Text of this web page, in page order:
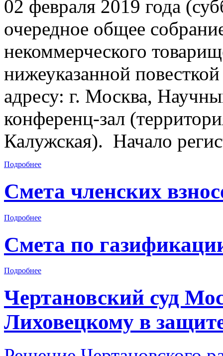
02 февраля 2019 года
очередное общее
некоммерческого
нижеуказанной
адресу: г. Москва,
конференц-зал
Калужская). Начало
Подробнее
Смета членских
Подробнее
Смета по
Подробнее
Чертановский суд
Лиховецкому в